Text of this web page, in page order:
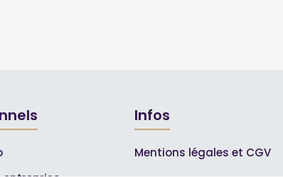
Infos
Mentions légales et CGV